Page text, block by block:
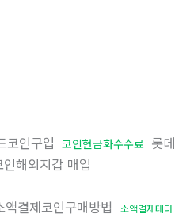
코인구입 코인현금화수수료 롯데
인해외지갑 매입
액결제코인구매방법
소액결제테더